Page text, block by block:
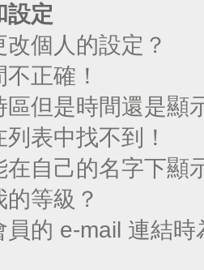
設定
個人的設定？
正確！
區但是時間還是顯
表中找不到！
在自己的名字下顯
等級？
員的 e-mail 連結